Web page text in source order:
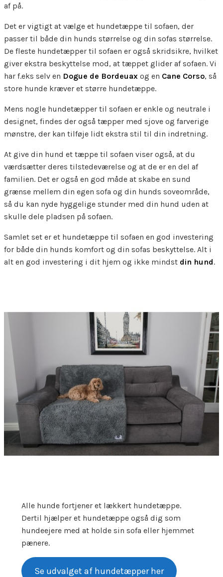
af på.
Det er vigtigt at vælge et hundetæppe til sofaen, der
passer til både din hunds størrelse og din sofas størrelse.
De fleste hundetæpper til sofaen er også skridsikre, hvilket
giver ekstra beskyttelse mod, at tæppet glider af sofaen. Vi
har f.eks selv en Dogue de Bordeuax og en Cane Corso, så
store hunde kræver et større hundetæppe.
Mens nogle hundetæpper til sofaen er enkle og neutrale i
designet, findes der også tæpper med sjove og farverige
mønstre, der kan tilføje lidt ekstra stil til din indretning.
At give din hund et tæppe til sofaen viser også, at du
værdsætter deres tilstedeværelse og at de er en del af
familien. Det er også en god måde at skabe en sund
grænse mellem din egen sofa og din hunds soveområde,
så du kan nyde hyggelige stunder med din hund uden at
skulle dele pladsen på sofaen.
Samlet set er et hundetæppe til sofaen en god investering
for både din hunds komfort og din sofas beskyttelse. Alt i
alt en god investering i dit hjem og ikke mindst din hund.
Alle hunde fortjener et lækkert hundetæppe.
Dertil hjælper et hundetæppe også dig som
hundeejere med at holde sin sofa eller hjemmet
pænere.
Se udvalget af hundetæpper her